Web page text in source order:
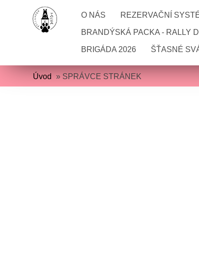
O NÁS REZERVAČNÍ
BRANDÝSKÁ PACKA - RALLY
BRIGÁDA 2026 ŠŤASNÉ
Úvod » SPRÁVCE STRÁNEK